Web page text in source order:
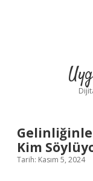
Gelinliğinle
Kim
Tarih: Kasım 5, 2024